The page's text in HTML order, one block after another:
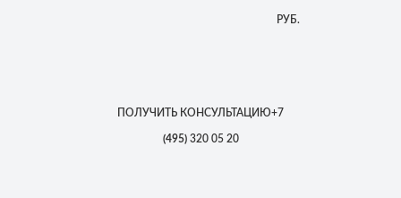
РУБ.
ПОЛУЧИТЬ КОНСУЛЬТАЦИЮ+7
(495)320 05 20